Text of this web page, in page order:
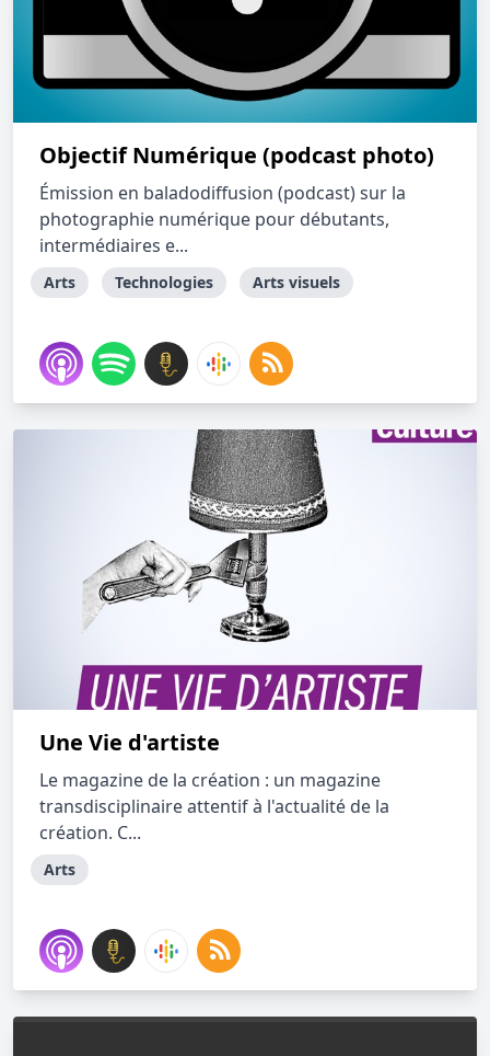
Objectif Numérique (podcast photo)
Émission en baladodiffusion (podcast) sur la
photographie numérique pour débutants,
intermédiaires e...
Arts Technologies Arts visuels
Une Vie d'artiste
Le magazine de la création : un magazine
transdisciplinaire attentif à l'actualité de la
création. C...
Arts